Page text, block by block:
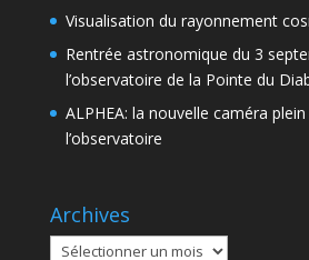
Visualisation du rayonnement
Rentrée astronomique du 3
l’observatoire de la Pointe du
ALPHEA: la nouvelle caméra
l’observatoire
Archives
Archives